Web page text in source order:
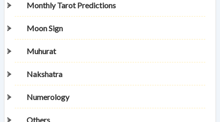
Monthly Tarot Predictions
Moon Sign
Muhurat
Nakshatra
Numerology
Others